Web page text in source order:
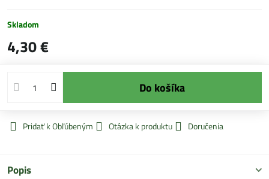
Skladom
4,30 €
Do košíka
Pridať k Obľúbeným Otázka k produktu Doručenia
Popis